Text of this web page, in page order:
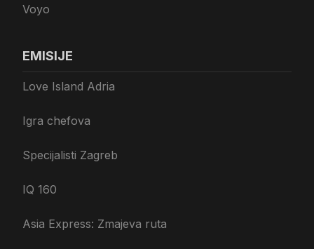
Voyo
EMISIJE
Love Island Adria
Igra chefova
Specijalisti Zagreb
IQ 160
Asia Express: Zmajeva ruta